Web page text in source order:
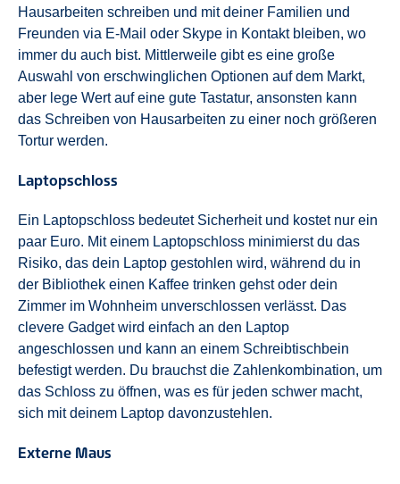
Hausarbeiten schreiben und mit deiner Familien und
Freunden via E-Mail oder Skype in Kontakt bleiben, wo
immer du auch bist. Mittlerweile gibt es eine große
Auswahl von erschwinglichen Optionen auf dem Markt,
aber lege Wert auf eine gute Tastatur, ansonsten kann
das Schreiben von Hausarbeiten zu einer noch größeren
Tortur werden.
Laptopschloss
Ein Laptopschloss bedeutet Sicherheit und kostet nur ein
paar Euro. Mit einem Laptopschloss minimierst du das
Risiko, das dein Laptop gestohlen wird, während du in
der Bibliothek einen Kaffee trinken gehst oder dein
Zimmer im Wohnheim unverschlossen verlässt. Das
clevere Gadget wird einfach an den Laptop
angeschlossen und kann an einem Schreibtischbein
befestigt werden. Du brauchst die Zahlenkombination, um
das Schloss zu öffnen, was es für jeden schwer macht,
sich mit deinem Laptop davonzustehlen.
Externe Maus